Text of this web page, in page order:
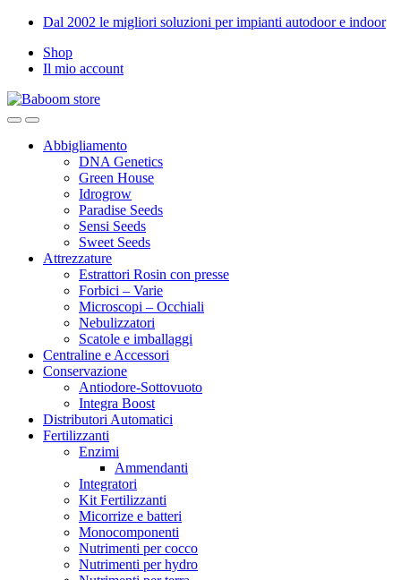
Skip
navigation
Skip
content
Dal 2002 le migliori soluzioni per impianti autodoor e indoor
Shop
Il mio account
Abbigliamento
DNA Genetics
Green House
Idrogrow
Paradise Seeds
Sensi Seeds
Sweet Seeds
Attrezzature
Estrattori Rosin con presse
Forbici – Varie
Microscopi – Occhiali
Nebulizzatori
Scatole e imballaggi
Centraline e Accessori
Conservazione
Antiodore-Sottovuoto
Integra Boost
Distributori Automatici
Fertilizzanti
Enzimi
Ammendanti
Integratori
Kit Fertilizzanti
Micorrize e batteri
Monocomponenti
Nutrimenti per cocco
Nutrimenti per hydro